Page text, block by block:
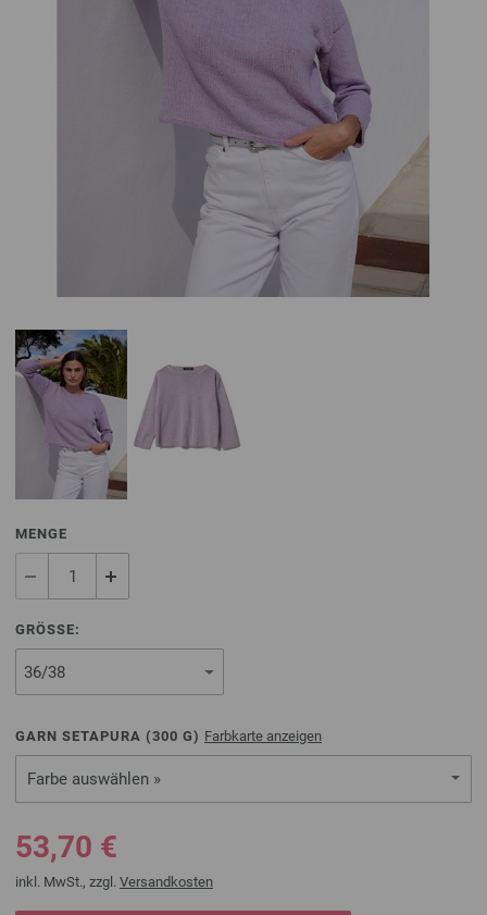
MENGE
GRÖSSE:
GARN SETAPURA (300 G) Farbkarte anzeigen
Farbe auswählen »
53,70 €
inkl. MwSt., zzgl. Versandkosten